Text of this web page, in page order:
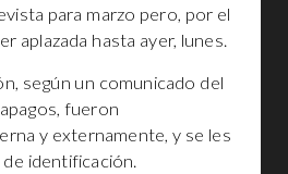
para marzo pero, por el
aplazada hasta ayer, lunes.
según un comunicado del
fueron
y externamente, y se les
identificación.